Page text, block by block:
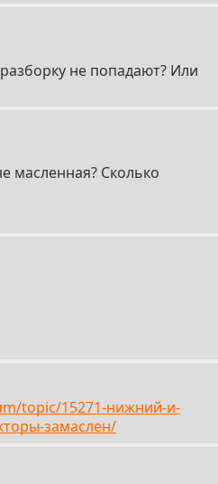
не попадают? Или
масленная? Сколько
topic/15271-нижний-и-
замаслен/